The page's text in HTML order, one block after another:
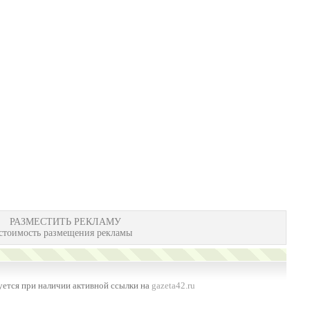
РАЗМЕСТИТЬ РЕКЛАМУ
размещения рекламы
при наличии активной ссылки на gazeta42.ru